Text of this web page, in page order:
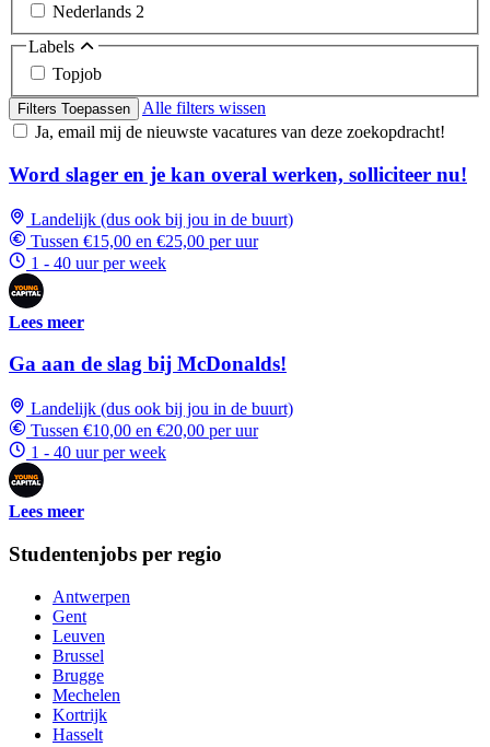
Nederlands 2
Labels
Topjob
Filters Toepassen
Alle filters wissen
Ja, email mij de nieuwste vacatures van deze zoekopdracht!
Word slager en je kan overal werken, solliciteer nu!
Landelijk (dus ook bij jou in de buurt)
Tussen €15,00 en €25,00 per uur
1 - 40 uur per week
Lees meer
Ga aan de slag bij McDonalds!
Landelijk (dus ook bij jou in de buurt)
Tussen €10,00 en €20,00 per uur
1 - 40 uur per week
Lees meer
Studentenjobs per regio
Antwerpen
Gent
Leuven
Brussel
Brugge
Mechelen
Kortrijk
Hasselt